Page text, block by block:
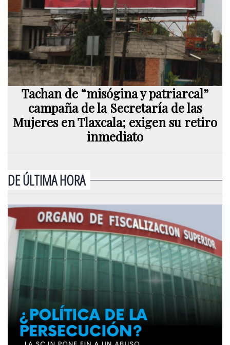
Tachan de “misógina y patriarcal”
campaña de la Secretaría de las
Mujeres en Tlaxcala; exigen su retiro
inmediato
DE ÚLTIMA HORA